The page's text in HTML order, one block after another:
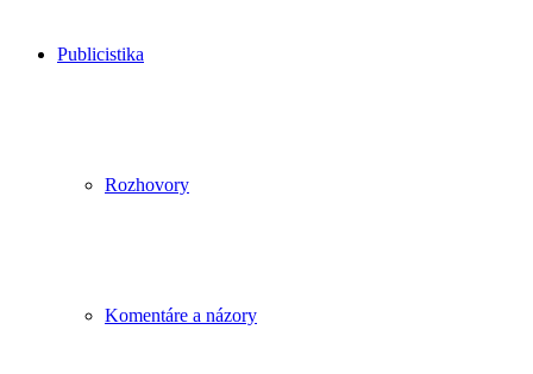
Publicistika
Rozhovory
Komentáre a názory